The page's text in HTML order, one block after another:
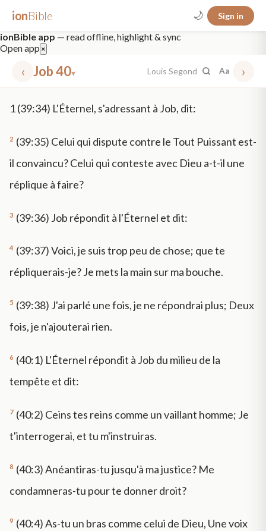
ionBible 🌙 Sign in
ionBible app — read offline, highlight & sync
Open app ×
‹ Job 40▾ Louis Segond Aa ›
1(39:34) L'Éternel, s'adressant à Job, dit:
2 (39:35) Celui qui dispute contre le Tout Puissant est-
il convaincu? Celui qui conteste avec Dieu a-t-il une
réplique à faire?
3 (39:36) Job répondit à l'Éternel et dit:
4 (39:37) Voici, je suis trop peu de chose; que te
répliquerais-je? Je mets la main sur ma bouche.
5 (39:38) J'ai parlé une fois, je ne répondrai plus; Deux
fois, je n'ajouterai rien.
6 (40:1) L'Éternel répondit à Job du milieu de la
tempête et dit:
7 (40:2) Ceins tes reins comme un vaillant homme; Je
t'interrogerai, et tu m'instruiras.
8 (40:3) Anéantiras-tu jusqu'à ma justice? Me
condamneras-tu pour te donner droit?
9 (40:4) As-tu un bras comme celui de Dieu, Une voix